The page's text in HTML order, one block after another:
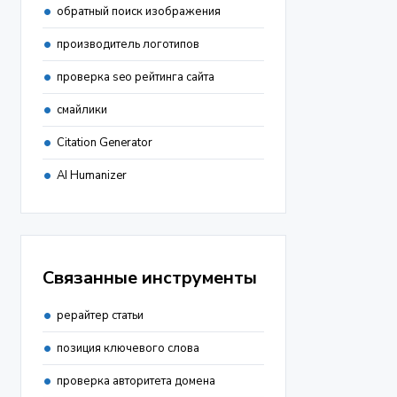
обратный поиск изображения
производитель логотипов
проверка seo рейтинга сайта
смайлики
Citation Generator
AI Humanizer
Связанные инструменты
рерайтер статьи
позиция ключевого слова
проверка авторитета домена